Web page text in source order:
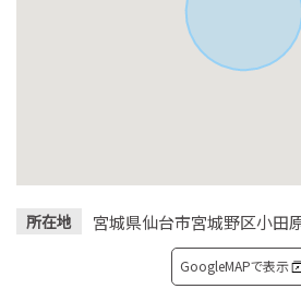
所在地 宮城県仙台市宮城野区小田
GoogleMAPで表示